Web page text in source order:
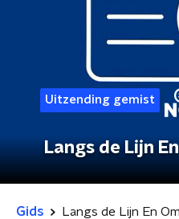
Uitzending gemist
Langs de Lijn
Gids Langs de Lijn En